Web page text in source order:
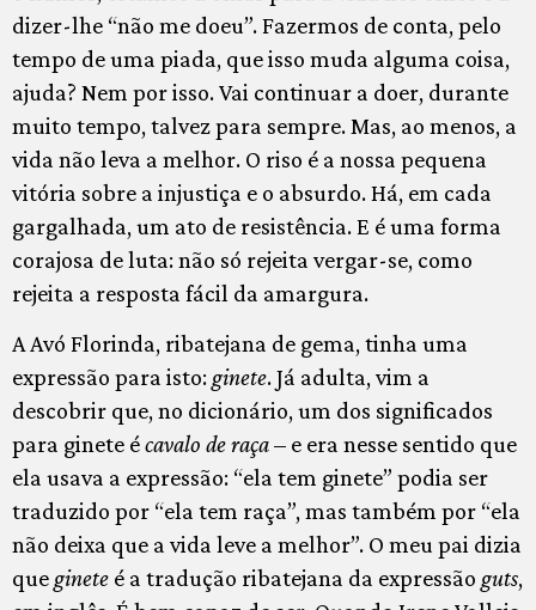
dizer-lhe “não me doeu”. Fazermos de conta, pelo
tempo de uma piada, que isso muda alguma coisa,
ajuda? Nem por isso. Vai continuar a doer, durante
muito tempo, talvez para sempre. Mas, ao menos, a
vida não leva a melhor. O riso é a nossa pequena
vitória sobre a injustiça e o absurdo. Há, em cada
gargalhada, um ato de resistência. E é uma forma
corajosa de luta: não só rejeita vergar-se, como
rejeita a resposta fácil da amargura.
A Avó Florinda, ribatejana de gema, tinha uma
expressão para isto:ginete. Já adulta, vim a
descobrir que, no dicionário, um dos significados
para ginete écavalo de raça– e era nesse sentido que
ela usava a expressão: “ela tem ginete” podia ser
traduzido por “ela tem raça”, mas também por “ela
não deixa que a vida leve a melhor”. O meu pai dizia
queginete é a tradução ribatejana da expressão guts,